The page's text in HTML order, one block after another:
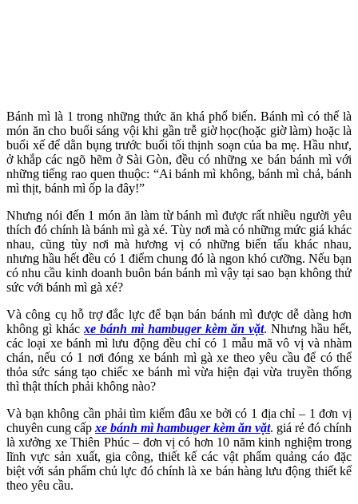
Bánh mì là 1 trong những thức ăn khá phổ biến. Bánh mì có thể là
món ăn cho buổi sáng vội khi gần trễ giờ học(hoặc giờ làm) hoặc là
buổi xế để dằn bụng trước buổi tối thịnh soạn của ba mẹ. Hầu như,
ở khắp các ngõ hẽm ở Sài Gòn, đều có những xe bán bánh mì với
những tiếng rao quen thuộc: “Ai bánh mì không, bánh mì chả, bánh
mì thịt, bánh mì ốp la đây!”
Nhưng nói đến 1 món ăn làm từ bánh mì được rất nhiều người yêu
thích đó chính là bánh mì gà xé. Tùy nơi mà có những mức giá khác
nhau, cũng tùy nơi mà hương vị có những biến tấu khác nhau,
nhưng hầu hết đều có 1 điểm chung đó là ngon khó cưỡng. Nếu bạn
có nhu cầu kinh doanh buôn bán bánh mì vậy tại sao bạn không thử
sức với bánh mì gà xé?
Và công cụ hỗ trợ đắc lực để bạn bán bánh mì được dễ dàng hơn
không gì khác xe bánh mì hambuger kèm ăn vặt. Nhưng hầu hết,
các loại xe bánh mì lưu động đều chỉ có 1 mẫu mã vô vị và nhàm
chán, nếu có 1 nơi đóng xe bánh mì gà xe theo yêu cầu để có thể
thỏa sức sáng tạo chiếc xe bánh mì vừa hiện đại vừa truyền thống
thì thật thích phải không nào?
Và bạn không cần phải tìm kiếm đâu xe bởi có 1 địa chỉ – 1 đơn vị
chuyên cung cấp xe bánh mì hambuger kèm ăn vặt. giá rẻ đó chính
là xưởng xe Thiên Phúc – đơn vị có hơn 10 năm kinh nghiệm trong
lĩnh vực sản xuất, gia công, thiết kế các vật phẩm quảng cáo đặc
biệt với sản phẩm chủ lực đó chính là xe bán hàng lưu động thiết kế
theo yêu cầu.